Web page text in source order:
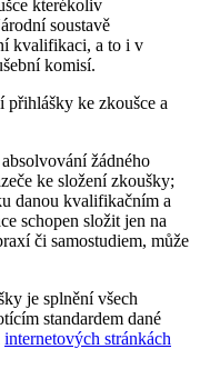
kterékoliv
soustavě
kvalifikaci, a to i v
komisí.
ke zkoušce a
žádného
ke složení zkoušky;
danou kvalifikačním a
schopen složit jen na
či samostudiem, může
je splnění všech
standardem dané
internetových stránkách